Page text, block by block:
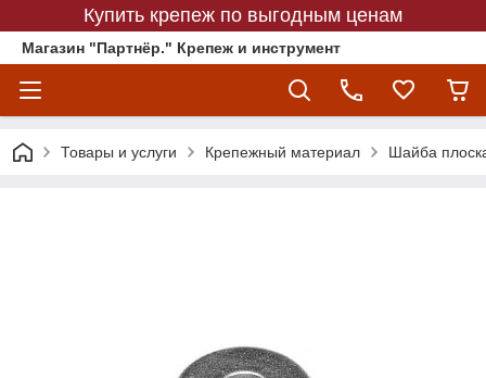
Купить крепеж по выгодным ценам
Магазин "Партнёр." Крепеж и инструмент
Товары и услуги Крепежный материал Шайба